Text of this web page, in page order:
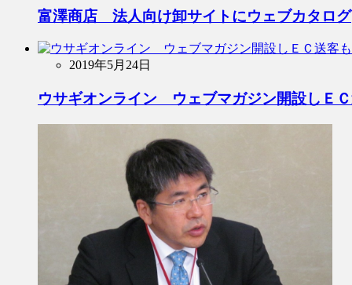
富澤商店 法人向け卸サイトにウェブカタログ
2019年5月24日
ウサギオンライン ウェブマガジン開設しＥ